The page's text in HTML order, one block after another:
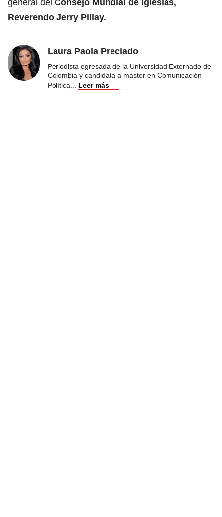
general del Consejo Mundial de Iglesias,
Reverendo Jerry Pillay.
Laura Paola Preciado
Periodista egresada de la Universidad Externado de
Colombia y candidata a máster en Comunicación
Política
Leer más